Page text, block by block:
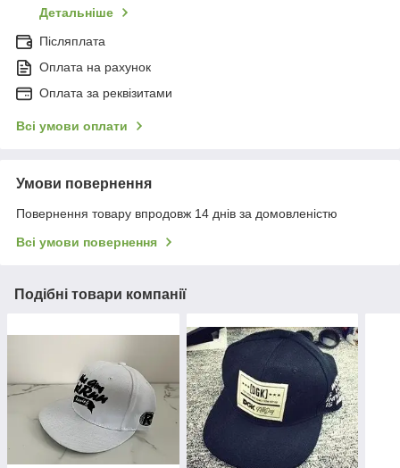
Детальніше
Післяплата
Оплата на рахунок
Оплата за реквізитами
Всі умови оплати
Умови повернення
Повернення товару впродовж 14 днів за домовленістю
Всі умови повернення
Подібні товари компанії